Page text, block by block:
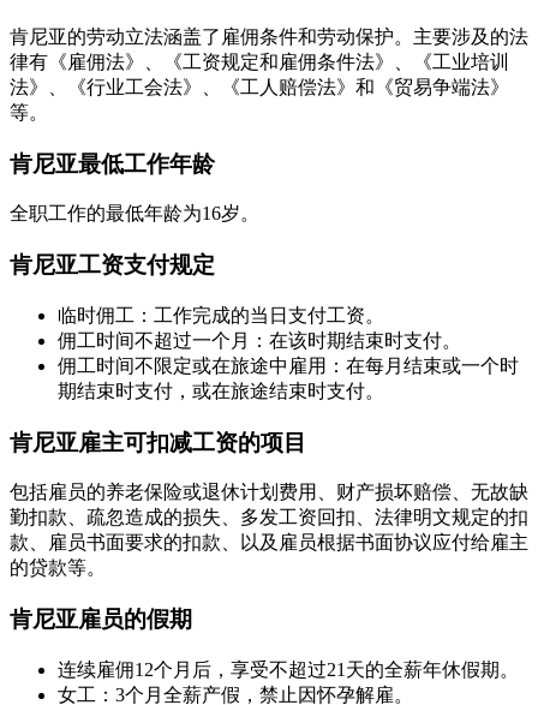
肯尼亚的劳动立法涵盖了雇佣条件和劳动保护。主要涉及的法
律有《雇佣法》、《工资规定和雇佣条件法》、《工业培训
法》、《行业工会法》、《工人赔偿法》和《贸易争端法》
等。
肯尼亚最低工作年龄
全职工作的最低年龄为16岁。
肯尼亚工资支付规定
临时佣工：工作完成的当日支付工资。
佣工时间不超过一个月：在该时期结束时支付。
佣工时间不限定或在旅途中雇用：在每月结束或一个时
期结束时支付，或在旅途结束时支付。
肯尼亚雇主可扣减工资的项目
包括雇员的养老保险或退休计划费用、财产损坏赔偿、无故缺
勤扣款、疏忽造成的损失、多发工资回扣、法律明文规定的扣
款、雇员书面要求的扣款、以及雇员根据书面协议应付给雇主
的贷款等。
肯尼亚雇员的假期
连续雇佣12个月后，享受不超过21天的全薪年休假期。
女工：3个月全薪产假，禁止因怀孕解雇。